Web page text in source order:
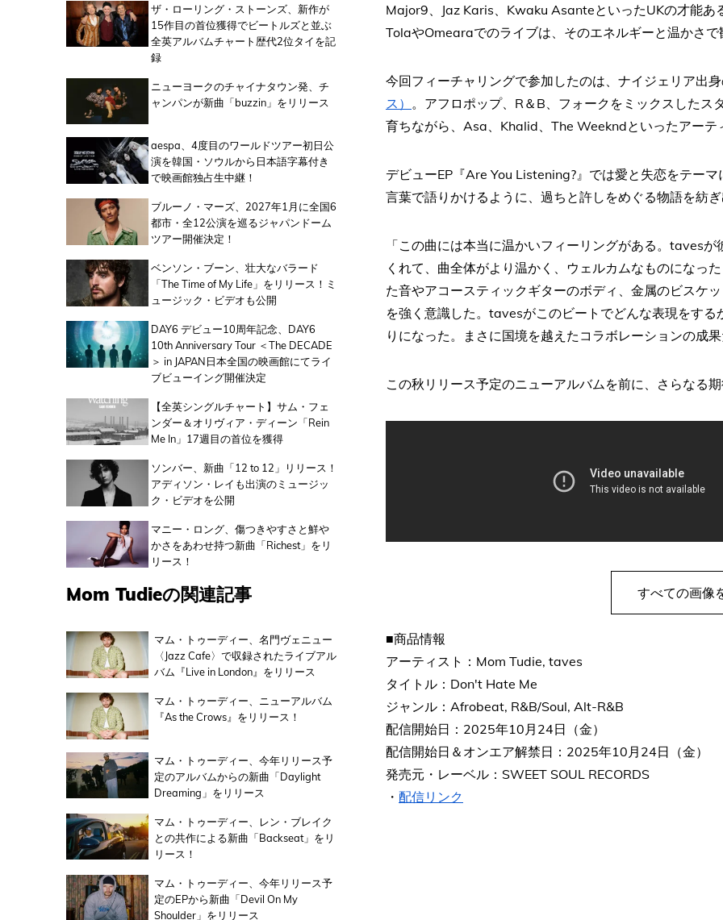
Major9、Jaz Karis、Kwaku AsanteといったUKの才能あ
TolaやOmearaでのライブは、そのエネルギーと温かさ
今回フィーチャリングで参加したのは、ナイジェリア出
ス） 。アフロポップ、R＆B、フォークをミックスした
育ちながら、Asa、Khalid、The Weekndといったアーテ
デビューEP『Are You Listening?』では愛と失恋をテー
言葉で語りかけるように、過ちと許しをめぐる物語を紡
「この曲には本当に温かいフィーリングがある。taves
くれて、曲全体がより温かく、ウェルカムなものになっ
た音やアコースティックギターのボディ、金属のビスケ
を強く意識した。tavesがこのビートでどんな表現をす
りになった。まさに国境を越えたコラボレーションの成
この秋リリース予定のニューアルバムを前に、さらなる
すべての画像
■商品情報
アーティスト：Mom Tudie, taves
タイトル：Don't Hate Me
ジャンル：Afrobeat, R&B/Soul, Alt-R&B
配信開始日：2025年10月24日（金）
配信開始日＆オンエア解禁日：2025年10月24日（金）
発売元・レーベル：SWEET SOUL RECORDS
・ 配信リンク
ザ・ローリング・ストーンズ、新作が
15作目の首位獲得でビートルズと並ぶ
全英アルバムチャート歴代2位タイを記
録
ニューヨークのチャイナタウン発、チ
ャンパンが新曲「buzzin」をリリース
aespa、4度目のワールドツアー初日公
演を韓国・ソウルから日本語字幕付き
で映画館独占生中継！
ブルーノ・マーズ、2027年1月に全国6
都市・全12公演を巡るジャパンドーム
ツアー開催決定！
ベンソン・ブーン、壮大なバラード
「The Time of My Life」をリリース！ミ
ュージック・ビデオも公開
DAY6 デビュー10周年記念、DAY6
10th Anniversary Tour ＜The DECADE
＞ in JAPAN日本全国の映画館にてライ
ブビューイング開催決定
【全英シングルチャート】サム・フェ
ンダー＆オリヴィア・ディーン「Rein
Me In」17週目の首位を獲得
ソンバー、新曲「12 to 12」リリース！
アディソン・レイも出演のミュージッ
ク・ビデオを公開
マニー・ロング、傷つきやすさと鮮や
かさをあわせ持つ新曲「Richest」をリ
リース！
Mom Tudieの関連記事
マム・トゥーディー、名門ヴェニュー
〈Jazz Cafe〉で収録されたライブアル
バム『Live in London』をリリース
マム・トゥーディー、ニューアルバム
『As the Crows』をリリース！
マム・トゥーディー、今年リリース予
定のアルバムからの新曲「Daylight
Dreaming」をリリース
マム・トゥーディー、レン・ブレイク
との共作による新曲「Backseat」をリ
リース！
マム・トゥーディー、今年リリース予
定のEPから新曲「Devil On My
Shoulder」をリリース